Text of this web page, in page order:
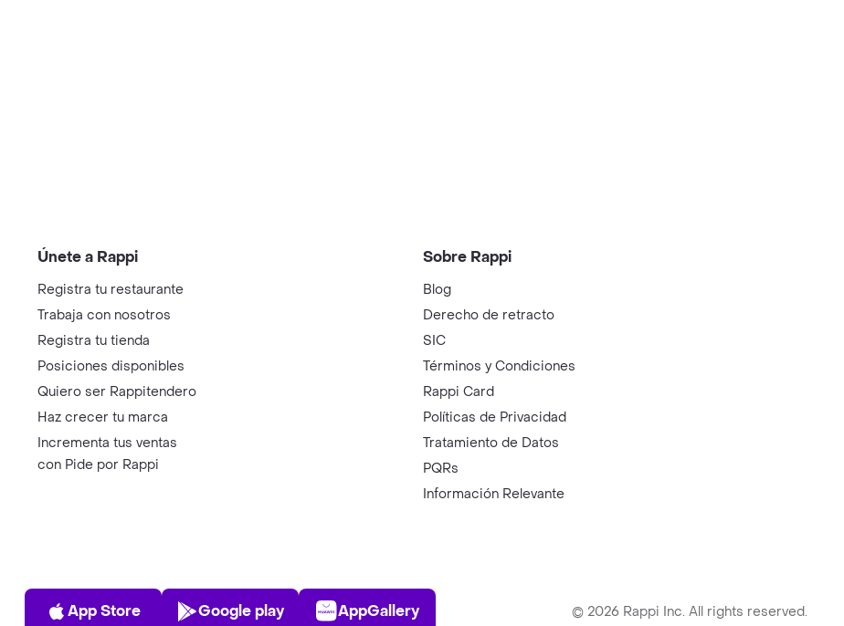
Únete a Rappi
Registra tu restaurante
Trabaja con nosotros
Registra tu tienda
Posiciones disponibles
Quiero ser Rappitendero
Haz crecer tu marca
Incrementa tus ventas
con Pide por Rappi
Sobre Rappi
Blog
Derecho de retracto
SIC
Términos y Condiciones
Rappi Card
Políticas de Privacidad
Tratamiento de Datos
PQRs
Información Relevante
App Store
App Store
Play Store
Google play
AppGallery
AppGallery © 2026 Rappi Inc. All rights reserved.